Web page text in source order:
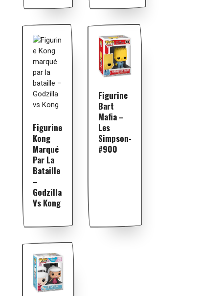
Figurine
Kong
Marqué
Par La
Bataille
–
Godzilla
Vs Kong
Figurine
Bart
Mafia –
Les
Simpson-
#900